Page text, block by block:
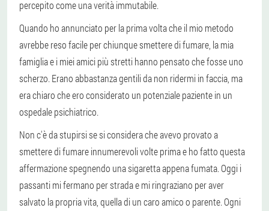
percepito come una verità immutabile.
Quando ho annunciato per la prima volta che il mio metodo
avrebbe reso facile per chiunque smettere di fumare, la mia
famiglia e i miei amici più stretti hanno pensato che fosse uno
scherzo. Erano abbastanza gentili da non ridermi in faccia, ma
era chiaro che ero considerato un potenziale paziente in un
ospedale psichiatrico.
Non c'è da stupirsi se si considera che avevo provato a
smettere di fumare innumerevoli volte prima e ho fatto questa
affermazione spegnendo una sigaretta appena fumata. Oggi i
passanti mi fermano per strada e mi ringraziano per aver
salvato la propria vita, quella di un caro amico o parente. Ogni